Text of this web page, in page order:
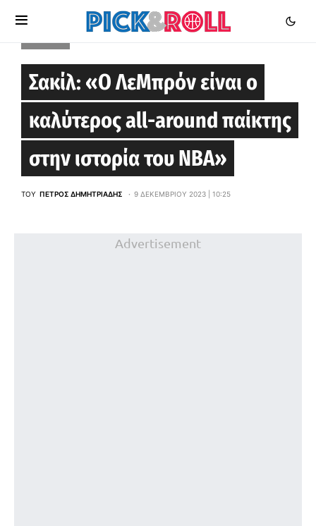
Σακίλ: «Ο ΛεΜπρόν είναι ο
καλύτερος all-around παίκτης
στην ιστορία του NBA»
ΤΟΥ ΠΈΤΡΟΣ ΔΗΜΗΤΡΙΆΔΗΣ 9 ΔΕΚΕΜΒΡΊΟΥ 2023 | 10:25
Advertisement